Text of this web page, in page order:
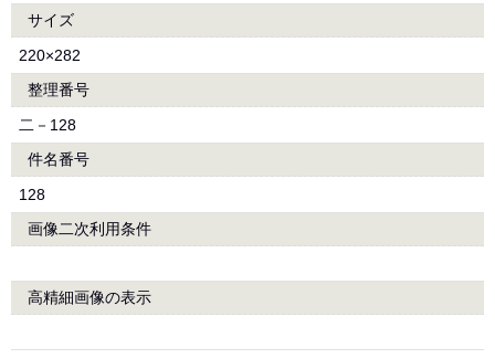
サイズ
220×282
整理番号
二－128
件名番号
128
画像二次利用条件
高精細画像の表示